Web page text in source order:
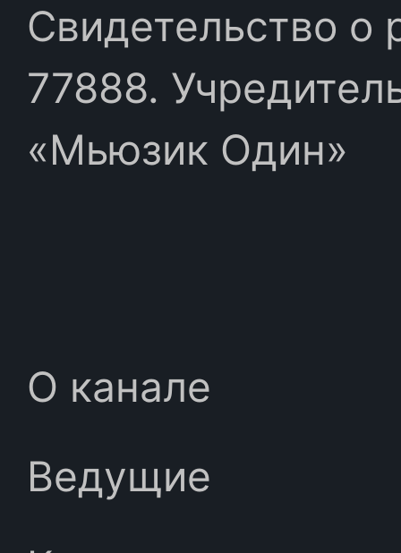
Свидетельство
77888.
«Мьюзик Один»
О канале
Ведущие